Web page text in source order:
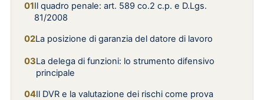
Il quadro penale: art. 589 co.2 c.p. e D.Lgs.
81/2008
La posizione di garanzia del datore di lavoro
La delega di funzioni: lo strumento difensivo
principale
Il DVR e la valutazione dei rischi come prova